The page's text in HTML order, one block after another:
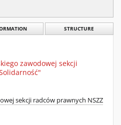
STRUCTURE
zawodowej sekcji
sekcji radców prawnych NSZZ